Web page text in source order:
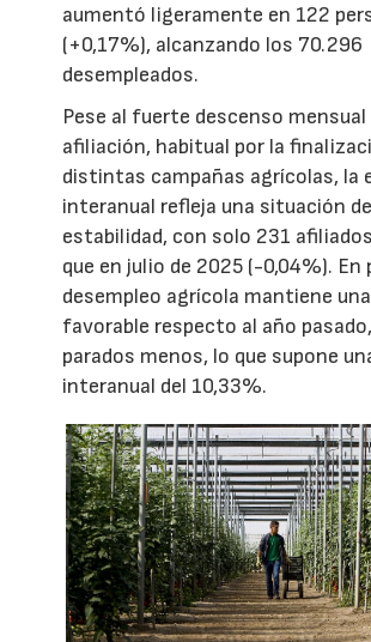
aumentó ligeramente en 122
(+0,17%), alcanzando los 70.296
desempleados.
Pese al fuerte descenso mensual
afiliación, habitual por la
distintas campañas agrícolas, la
interanual refleja una situación de
estabilidad, con solo 231
que en julio de 2025 (-0,04%). En
desempleo agrícola mantiene
favorable respecto al año
parados menos, lo que supone
interanual del 10,33%.